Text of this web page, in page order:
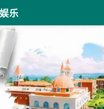
乐